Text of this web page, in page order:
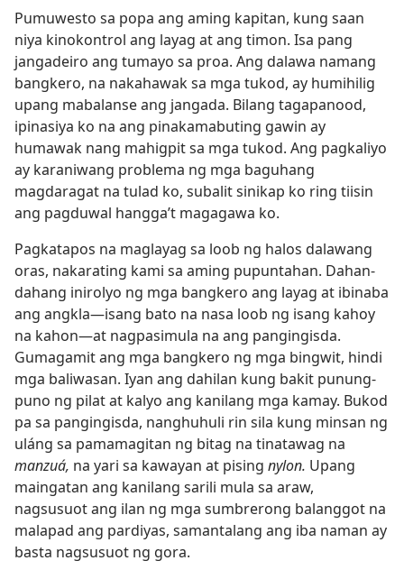
Pumuwesto sa popa ang aming kapitan, kung saan
niya kinokontrol ang layag at ang timon. Isa pang
jangadeiro ang tumayo sa proa. Ang dalawa namang
bangkero, na nakahawak sa mga tukod, ay humihilig
upang mabalanse ang jangada. Bilang tagapanood,
ipinasiya ko na ang pinakamabuting gawin ay
humawak nang mahigpit sa mga tukod. Ang pagkaliyo
ay karaniwang problema ng mga baguhang
magdaragat na tulad ko, subalit sinikap ko ring tiisin
ang pagduwal hangga’t magagawa ko.
Pagkatapos na maglayag sa loob ng halos dalawang
oras, nakarating kami sa aming pupuntahan. Dahan-
dahang inirolyo ng mga bangkero ang layag at ibinaba
ang angkla​—isang bato na nasa loob ng isang kahoy
na kahon​—​at nagpasimula na ang pangingisda.
Gumagamit ang mga bangkero ng mga bingwit, hindi
mga baliwasan. Iyan ang dahilan kung bakit punung-
puno ng pilat at kalyo ang kanilang mga kamay. Bukod
pa sa pangingisda, nanghuhuli rin sila kung minsan ng
uláng sa pamamagitan ng bitag na tinatawag na
manzuá, na yari sa kawayan at pising nylon. Upang
maingatan ang kanilang sarili mula sa araw,
nagsusuot ang ilan ng mga sumbrerong balanggot na
malapad ang pardiyas, samantalang ang iba naman ay
basta nagsusuot ng gora.